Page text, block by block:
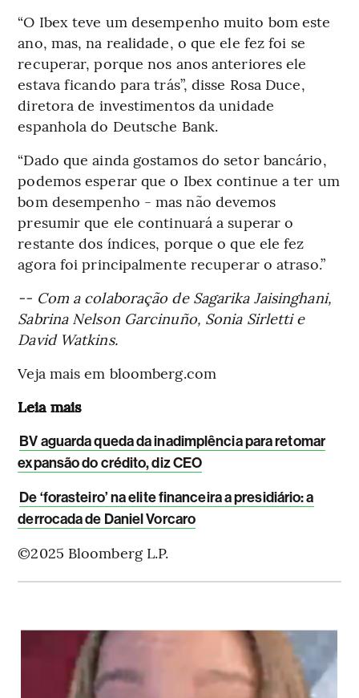
“O Ibex teve um desempenho muito bom este
ano, mas, na realidade, o que ele fez foi se
recuperar, porque nos anos anteriores ele
estava ficando para trás”, disse Rosa Duce,
diretora de investimentos da unidade
espanhola do Deutsche Bank.
“Dado que ainda gostamos do setor bancário,
podemos esperar que o Ibex continue a ter um
bom desempenho - mas não devemos
presumir que ele continuará a superar o
restante dos índices, porque o que ele fez
agora foi principalmente recuperar o atraso.”
-- Com a colaboração de Sagarika Jaisinghani,
Sabrina Nelson Garcinuño, Sonia Sirletti e
David Watkins.
Veja mais em bloomberg.com
Leia mais
BV aguarda queda da inadimplência para retomar
expansão do crédito, diz CEO
De ‘forasteiro’ na elite financeira a presidiário: a
derrocada de Daniel Vorcaro
©2025 Bloomberg L.P.